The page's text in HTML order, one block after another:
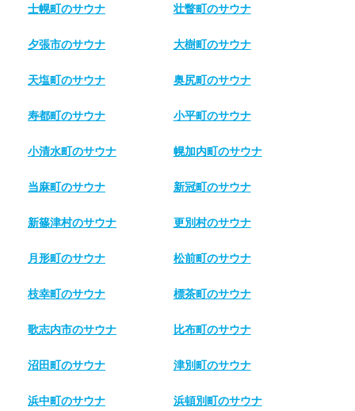
士幌町のサウナ 壮瞥町のサウナ
夕張市のサウナ 大樹町のサウナ
天塩町のサウナ 奥尻町のサウナ
寿都町のサウナ 小平町のサウナ
小清水町のサウナ 幌加内町のサウナ
当麻町のサウナ 新冠町のサウナ
新篠津村のサウナ 更別村のサウナ
月形町のサウナ 松前町のサウナ
枝幸町のサウナ 標茶町のサウナ
歌志内市のサウナ 比布町のサウナ
沼田町のサウナ 津別町のサウナ
浜中町のサウナ 浜頓別町のサウナ